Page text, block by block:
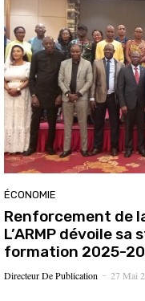
ÉCONOMIE
Renforcement de
L’ARMP dévoile
formation 2025-
Directeur De Publication - 27 Mai